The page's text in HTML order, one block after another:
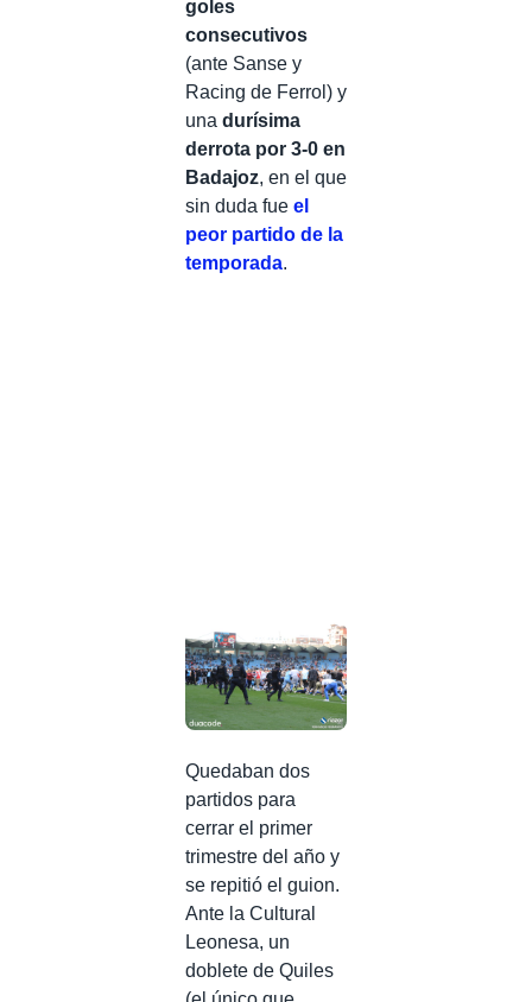
goles
consecutivos
(ante Sanse y
Racing de Ferrol) y
una durísima
derrota por 3-0 en
Badajoz, en el que
sin duda fue el
peor partido de la
temporada.
Quedaban dos
partidos para
cerrar el primer
trimestre del año y
se repitió el guion.
Ante la Cultural
Leonesa, un
doblete de Quiles